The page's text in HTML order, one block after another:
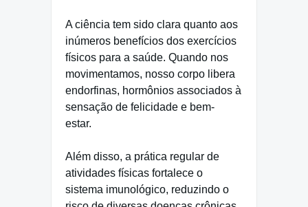
A ciência tem sido clara quanto aos
inúmeros benefícios dos exercícios
físicos para a saúde. Quando nos
movimentamos, nosso corpo libera
endorfinas, hormônios associados à
sensação de felicidade e bem-
estar.
Além disso, a prática regular de
atividades físicas fortalece o
sistema imunológico, reduzindo o